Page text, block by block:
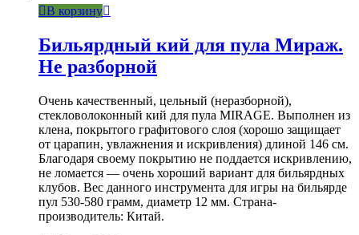
В корзину
Бильярдный кий для пула Мираж.
Не разборной
Очень качественный, цельный (неразборной),
стекловолоконный кий для пула MIRAGE. Выполнен из
клена, покрытого графитового слоя (хорошо защищает
от царапин, увлажнения и искривления) длиной 146 см.
Благодаря своему покрытию не поддается искривлению,
не ломается — очень хороший вариант для бильярдных
клубов. Вес данного инструмента для игры на бильярде
пул 530-580 грамм, диаметр 12 мм. Страна-
производитель: Китай.